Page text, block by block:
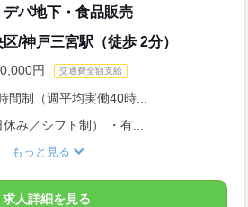
パ地下・食品販売
/神戸三宮駅（徒歩 2分）
円 交通費全額支給
間制（週平均実働40時...
み／シフト制） ・有...
もっと見る
求人詳細を見る